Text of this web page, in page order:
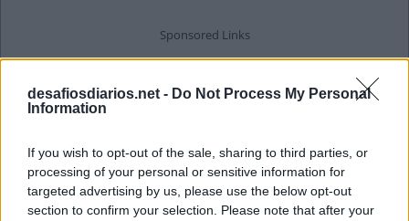
desafiosdiarios.net - Do Not Process My Personal
Information
If you wish to opt-out of the sale, sharing to third parties, or
processing of your personal or sensitive information for
targeted advertising by us, please use the below opt-out
section to confirm your selection. Please note that after your